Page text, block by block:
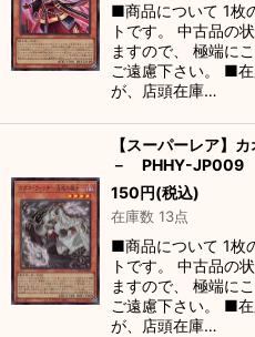
■商品について 1枚
トです。 中古品の
ますので、 極端に
ご遠慮下さい。 ■
が、店頭在庫…
【スーパーレア】
－ PHHY-JP009
150円(税込)
在庫数 13点
■商品について 1枚
トです。 中古品の
ますので、 極端に
ご遠慮下さい。 ■
が、店頭在庫…